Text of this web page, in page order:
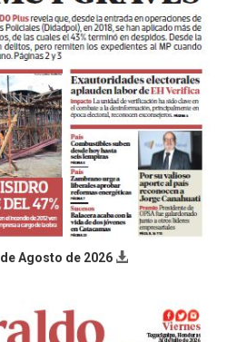
Agosto de 2026